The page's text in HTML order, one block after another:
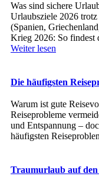
Was sind sichere
Urlaubsziele 2026
(Spanien,
Krieg 2026: So findest
Weiter lesen
Die häufigsten
Warum ist gute
Reiseprobleme
und Entspannung –
häufigsten
Traumurlaub auf